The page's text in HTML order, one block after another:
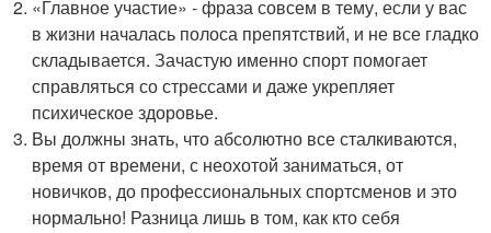
«Главное участие» - фраза совсем в тему, если у вас
в жизни началась полоса препятствий, и не все гладко
складывается. Зачастую именно спорт помогает
справляться со стрессами и даже укрепляет
психическое здоровье.
Вы должны знать, что абсолютно все сталкиваются,
время от времени, с неохотой заниматься, от
новичков, до профессиональных спортсменов и это
нормально! Разница лишь в том, как кто себя